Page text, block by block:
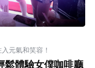
元氣和笑容！
鬆體驗女僕咖啡廳